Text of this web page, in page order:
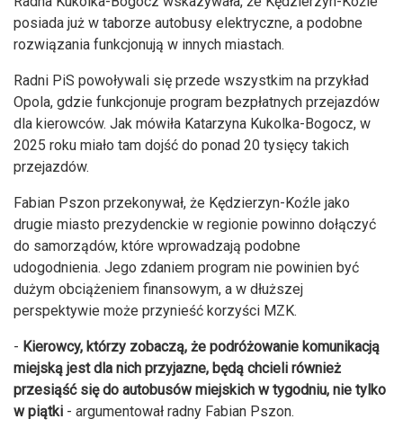
posiada już w taborze autobusy elektryczne, a podobne
rozwiązania funkcjonują w innych miastach.
Radni PiS powoływali się przede wszystkim na przykład
Opola, gdzie funkcjonuje program bezpłatnych przejazdów
dla kierowców. Jak mówiła Katarzyna Kukolka-Bogocz, w
2025 roku miało tam dojść do ponad 20 tysięcy takich
przejazdów.
Fabian Pszon przekonywał, że Kędzierzyn-Koźle jako
drugie miasto prezydenckie w regionie powinno dołączyć
do samorządów, które wprowadzają podobne
udogodnienia. Jego zdaniem program nie powinien być
dużym obciążeniem finansowym, a w dłuższej
perspektywie może przynieść korzyści MZK.
- Kierowcy, którzy zobaczą, że podróżowanie komunikacją
miejską jest dla nich przyjazne, będą chcieli również
przesiąść się do autobusów miejskich w tygodniu, nie tylko
w piątki - argumentował radny Fabian Pszon.